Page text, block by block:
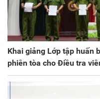
Khai giảng Lớp tập huấn
phiên tòa cho Điều tra